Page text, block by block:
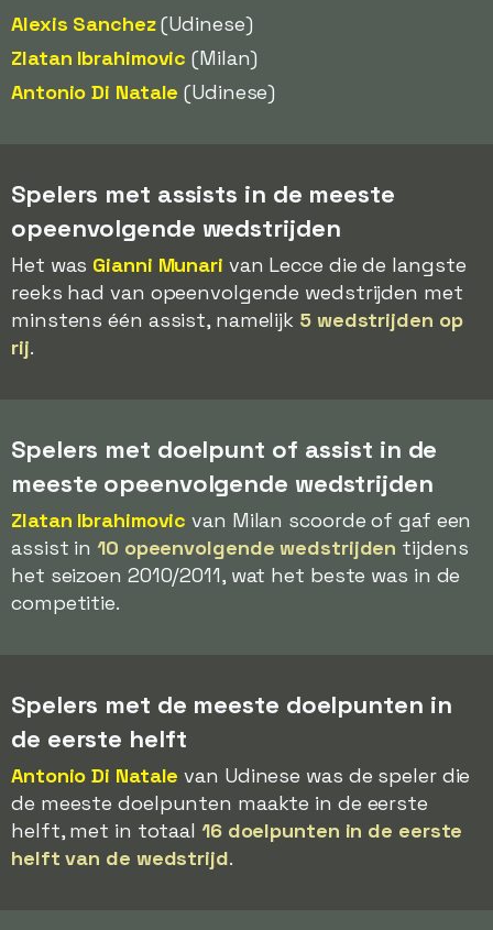
Alexis Sanchez(Udinese)
Zlatan Ibrahimovic (Milan)
Antonio Di Natale (Udinese)
Spelers met assists in de meeste
opeenvolgende wedstrijden
Het was Gianni Munari van Lecce die de langste
reeks had van opeenvolgende wedstrijden met
minstens één assist, namelijk 5 wedstrijden op
rij.
Spelers met doelpunt of assist in de
meeste opeenvolgende wedstrijden
Zlatan Ibrahimovic van Milan scoorde of gaf een
assist in10 opeenvolgende wedstrijden tijdens
het seizoen 2010/2011, wat het beste was in de
competitie.
Spelers met de meeste doelpunten in
de eerste helft
Antonio Di Natale van Udinese was de speler die
de meeste doelpunten maakte in de eerste
helft, met in totaal 16 doelpunten in de eerste
helft van de wedstrijd.